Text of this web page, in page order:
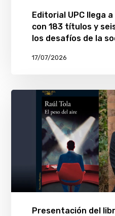
Editorial UPC llega a
con 183 títulos y
los desafíos de la
17/07/2026
Presentación del